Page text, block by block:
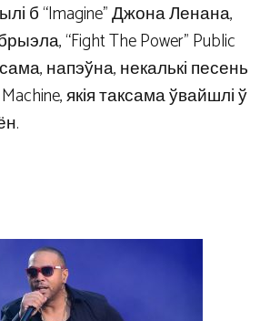
б “Imagine” Джона Ленана,
“Fight The Power” Public
напэўна, некалькі песень
якія таксама ўвайшлі ў